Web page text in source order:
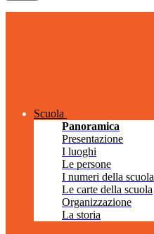
Scuola
Panoramica
Presentazione
I luoghi
Le persone
I numeri della scuola
Le carte della scuola
Organizzazione
La storia